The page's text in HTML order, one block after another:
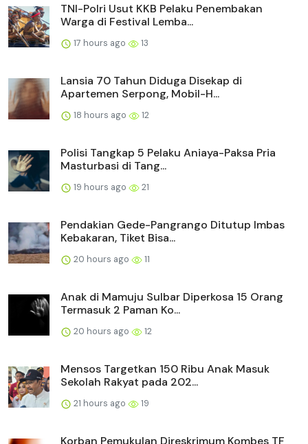
TNI-Polri Usut KKB Pelaku Penembakan
Warga di Festival Lemba...
17 hours ago 13
Lansia 70 Tahun Diduga Disekap di
Apartemen Serpong, Mobil-H...
18 hours ago 12
Polisi Tangkap 5 Pelaku Aniaya-Paksa Pria
Masturbasi di Tang...
19 hours ago 21
Pendakian Gede-Pangrango Ditutup Imbas
Kebakaran, Tiket Bisa...
20 hours ago 11
Anak di Mamuju Sulbar Diperkosa 15 Orang
Termasuk 2 Paman Ko...
20 hours ago 12
Mensos Targetkan 150 Ribu Anak Masuk
Sekolah Rakyat pada 202...
21 hours ago 19
Korban Pemukulan Direskrimum Kombes TF